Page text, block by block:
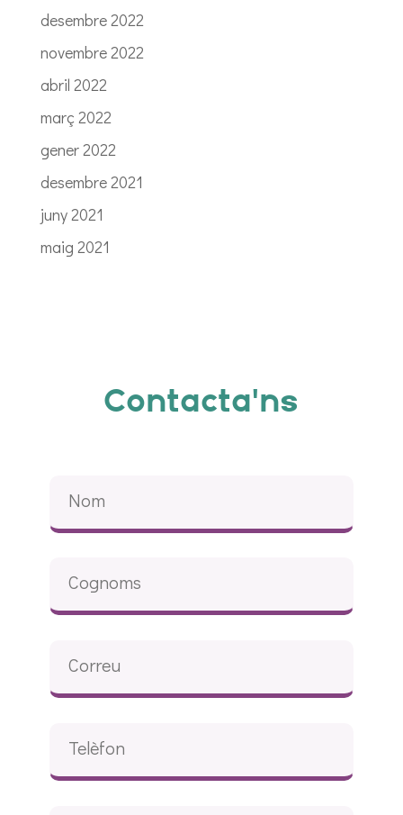
desembre 2022
novembre 2022
abril 2022
març 2022
gener 2022
desembre 2021
juny 2021
maig 2021
Contacta'ns